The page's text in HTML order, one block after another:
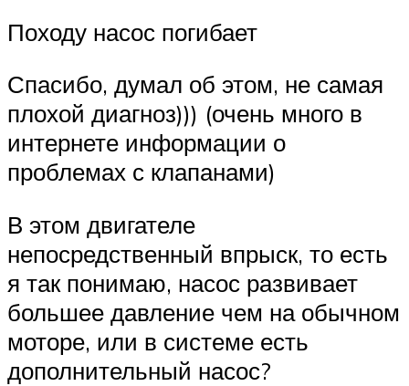
Походу насос погибает
Спасибо, думал об этом, не самая
плохой диагноз))) (очень много в
интернете информации о
проблемах с клапанами)
В этом двигателе
непосредственный впрыск, то есть
я так понимаю, насос развивает
большее давление чем на обычном
моторе, или в системе есть
дополнительный насос?